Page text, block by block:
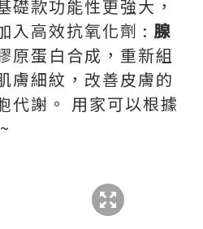
礎款功能性更強大，
入高效抗氧化劑 : 腺
原蛋白合成，重新組
膚細紋，改善皮膚的
代謝。 用家可以根據